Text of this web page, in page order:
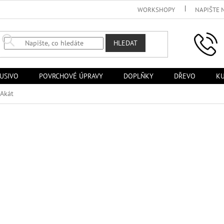
WORKSHOPY NAPIŠTE
HLEDAT
POVRCHOVÉ ÚPRAVY DOPLŇKY DŘEVO
Akát